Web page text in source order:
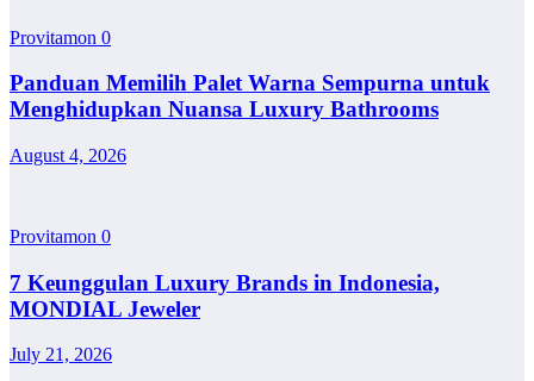
Provitamon 0
Panduan Memilih Palet Warna Sempurna untuk
Menghidupkan Nuansa Luxury Bathrooms
August 4, 2026
Provitamon 0
7 Keunggulan Luxury Brands in Indonesia,
MONDIAL Jeweler
July 21, 2026